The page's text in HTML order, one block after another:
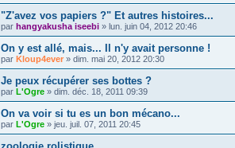
"Z'avez vos papiers ?" Et autres histoires...
par hangyakusha iseebi » lun. juin 04, 2012 20:46
On y est allé, mais... Il n'y avait personne !
par Kloup4ever » dim. mai 20, 2012 20:30
Je peux récupérer ses bottes ?
par L'Ogre » dim. déc. 18, 2011 09:39
On va voir si tu es un bon mécano...
par L'Ogre » jeu. juil. 07, 2011 20:45